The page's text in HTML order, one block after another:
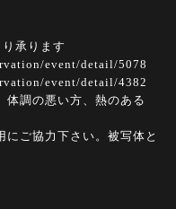
承ります
event/detail/5078
event/detail/4382
体調の悪い方、熱のある
ご協力下さい。被写体と